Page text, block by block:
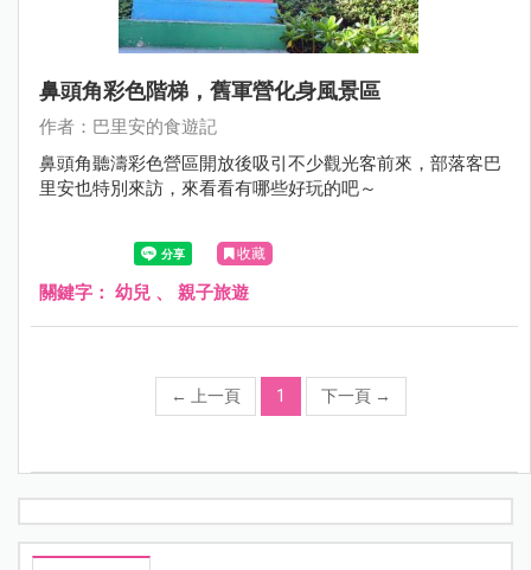
鼻頭角彩色階梯，舊軍營化身風景區
作者：巴里安的食遊記
鼻頭角聽濤彩色營區開放後吸引不少觀光客前來，部落客巴
里安也特別來訪，來看看有哪些好玩的吧～
收藏
關鍵字： 幼兒 、 親子旅遊
← 上一頁 1 下一頁 →